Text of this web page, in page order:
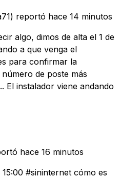
reportó hace 14 minutos
algo, dimos de alta el 1 de
a que venga el
para confirmar la
de poste más
El instalador viene andando
hace 16 minutos
15:00 #sininternet cómo es